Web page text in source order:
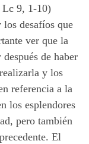
Lc 9, 1-10)
desafíos que
ver que la
de haber
y los
referencia a la
los esplendores
pero también
El